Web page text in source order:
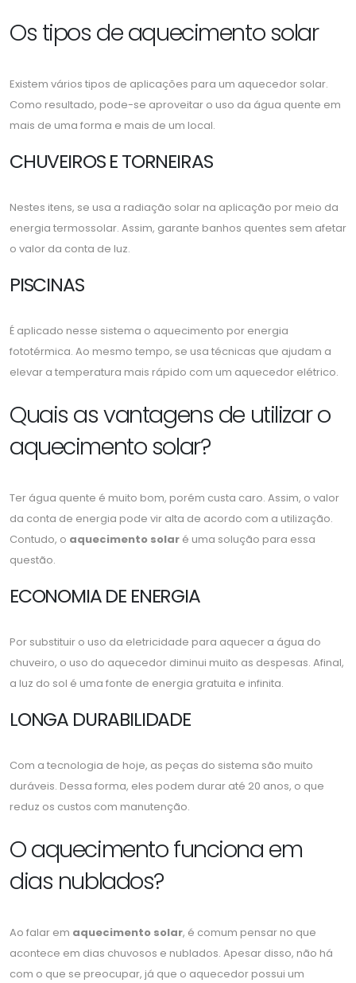
Os tipos de aquecimento solar
Existem vários tipos de aplicações para um aquecedor solar.
Como resultado, pode-se aproveitar o uso da água quente em
mais de uma forma e mais de um local.
CHUVEIROS E TORNEIRAS
Nestes itens, se usa a radiação solar na aplicação por meio da
energia termossolar. Assim, garante banhos quentes sem afetar
o valor da conta de luz.
PISCINAS
É aplicado nesse sistema o aquecimento por energia
fototérmica. Ao mesmo tempo, se usa técnicas que ajudam a
elevar a temperatura mais rápido com um aquecedor elétrico.
Quais as vantagens de utilizar o
aquecimento solar?
Ter água quente é muito bom, porém custa caro. Assim, o valor
da conta de energia pode vir alta de acordo com a utilização.
Contudo, o aquecimento solar é uma solução para essa
questão.
ECONOMIA DE ENERGIA
Por substituir o uso da eletricidade para aquecer a água do
chuveiro, o uso do aquecedor diminui muito as despesas. Afinal,
a luz do sol é uma fonte de energia gratuita e infinita.
LONGA DURABILIDADE
Com a tecnologia de hoje, as peças do sistema são muito
duráveis. Dessa forma, eles podem durar até 20 anos, o que
reduz os custos com manutenção.
O aquecimento funciona em
dias nublados?
Ao falar em aquecimento solar, é comum pensar no que
acontece em dias chuvosos e nublados. Apesar disso, não há
com o que se preocupar, já que o aquecedor possui um